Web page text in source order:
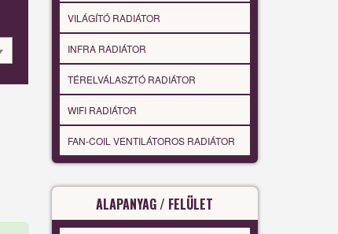
VILÁGÍTÓ RADIÁTOR
INFRA RADIÁTOR
TÉRELVÁLASZTÓ RADIÁTOR
WIFI RADIÁTOR
FAN-COIL VENTILÁTOROS RADIÁTOR
ALAPANYAG / FELÜLET